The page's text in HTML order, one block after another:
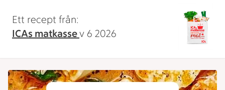
Ett recept från:
ICAs matkassev 6 2026